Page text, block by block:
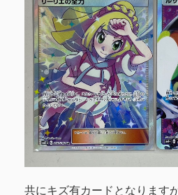
共にキズ有カードとなります